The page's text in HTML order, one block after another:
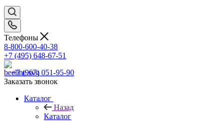
Телефоны
8-800-600-40-38
+7 (495) 648-67-51
+7 (967) 051-95-90
Заказать звонок
Каталог
Назад
Каталог